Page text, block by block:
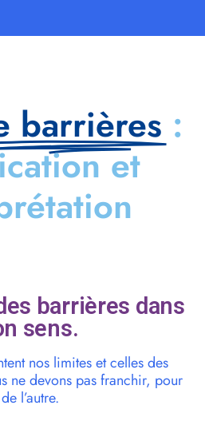
barrières :
et
barrières dans
sens.
nos limites et celles des
ne devons pas franchir, pour
l’autre.